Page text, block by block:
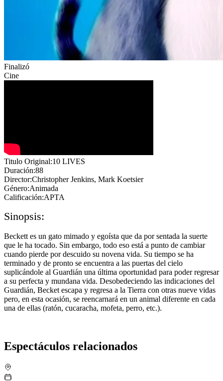
Finalizó
Cine
Titulo Original:10 LIVES
Duración:88
Director:Christopher Jenkins, Mark Koetsier
Género:Animada
Calificación:APTA
Sinopsis:
Beckett es un gato mimado y egoísta que da por sentada la suerte
que le ha tocado. Sin embargo, todo eso está a punto de cambiar
cuando pierde por descuido su novena vida. Su tiempo se ha
terminado y de pronto se encuentra a las puertas del cielo
suplicándole al Guardián una última oportunidad para poder regresar
a su perfecta y mundana vida. Desobedeciendo las indicaciones del
Guardián, Becket escapa y regresa a la Tierra con otras nueve vidas
pero, en esta ocasión, se reencarnará en un animal diferente en cada
una de ellas (ratón, cucaracha, mofeta, perro, etc.).
Espectáculos relacionados